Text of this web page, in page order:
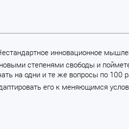
инновационное
степенями свободы и
на одни и те же вопросы по 100
его к меняющимся